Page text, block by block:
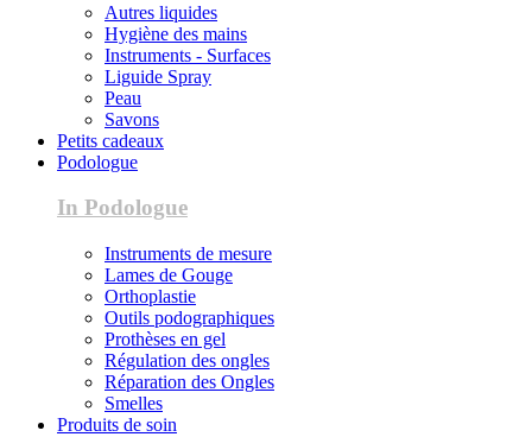
Autres liquides
Hygiène des mains
Instruments - Surfaces
Liguide Spray
Peau
Savons
Petits cadeaux
Podologue
In Podologue
Instruments de mesure
Lames de Gouge
Orthoplastie
Outils podographiques
Prothèses en gel
Régulation des ongles
Réparation des Ongles
Smelles
Produits de soin